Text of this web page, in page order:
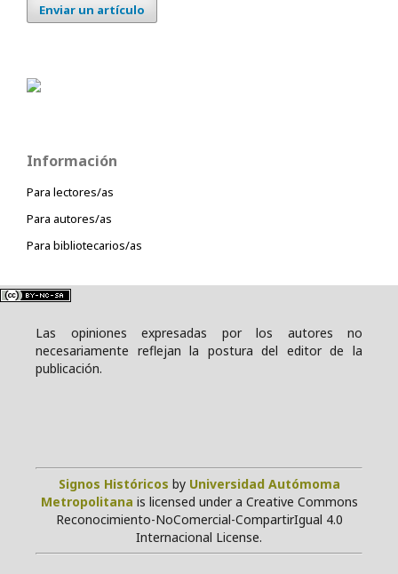
Enviar un artículo
Información
Para lectores/as
Para autores/as
Para bibliotecarios/as
Las opiniones expresadas por los autores no
necesariamente reflejan la postura del editor de la
publicación.
Signos Históricos by Universidad Autómoma
Metropolitana is licensed under a Creative Commons
Reconocimiento-NoComercial-CompartirIgual 4.0
Internacional License.